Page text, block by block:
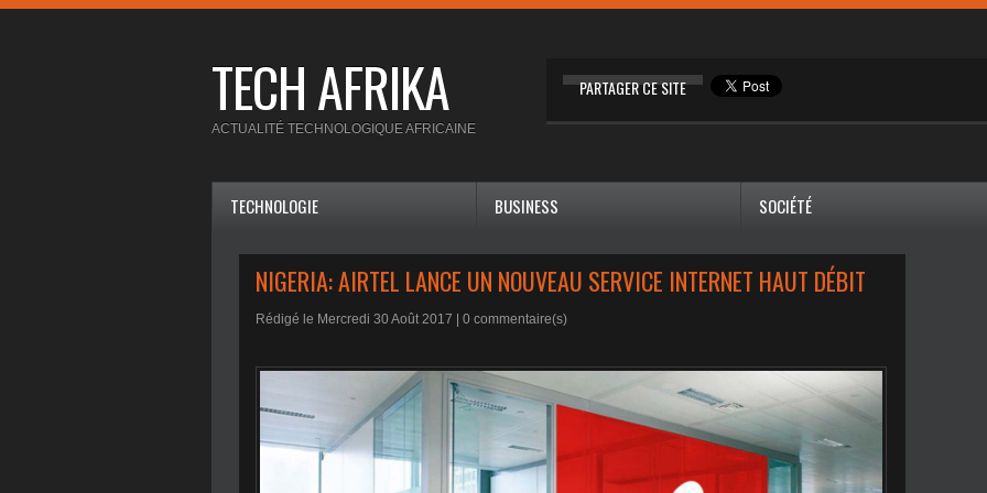
TECH AFRIKA PARTAGER CE SITE
ACTUALITÉ TECHNOLOGIQUE AFRICAINE
TECHNOLOGIE BUSINESS SOCIÉTÉ
NIGERIA: AIRTEL LANCE UN NOUVEAU SERVICE INTERNET HAUT DÉBIT
Rédigé le Mercredi 30 Août 2017 | 0 commentaire(s)